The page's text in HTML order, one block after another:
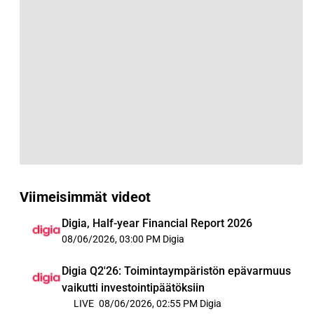
Viimeisimmät videot
Digia, Half-year Financial Report 2026
08/06/2026, 03:00 PM Digia
Digia Q2'26: Toimintaympäristön epävarmuus
vaikutti investointipäätöksiin
LIVE 08/06/2026, 02:55 PM Digia